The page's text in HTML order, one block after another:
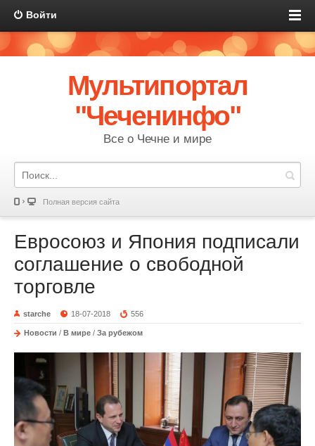
Войти
Мультипортал
"Чеченинфо"
Все о Чечне и мире
Полная версия сайта
Евросоюз и Япония подписали
соглашение о свободной
торговле
starche 18-07-2018 556
Новости / В мире / За рубежом